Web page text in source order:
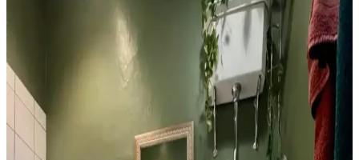
1970'ler Banyosunu 1000 Dolar Altında Yenilemek
İçin Yüksek Getirili Güncellemeler
1970'lerden kalma banyoları 1000 dolar altı bütçeyle yenilemek için
duvar boyası, aydınlatma, ayna ve fayans boyama gibi düşük
maliyetli ama etkili yöntemler sunuluyor. Retro estetik korunuyor.
Tuvaletin Üstü İçin Fonksiyonel ve Estetik
Dekorasyon ve Depolama Çözümleri